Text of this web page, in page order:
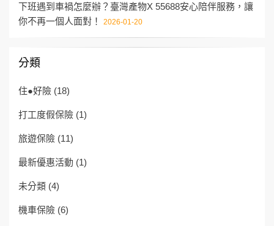
下班遇到車禍怎麼辦？臺灣產物X 55688安心陪伴服務，讓
你不再一個人面對！
2026-01-20
分類
住●好險 (18)
打工度假保險 (1)
旅遊保險 (11)
最新優惠活動 (1)
未分類 (4)
機車保險 (6)